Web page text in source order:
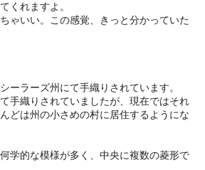
くれますよ。
ゃいい。この感覚、きっと分かっていた
ーラーズ州にて手織りされています。
手織りされていましたが、現在ではそれ
どは州の小さめの村に居住するようにな
学的な模様が多く、中央に複数の菱形で